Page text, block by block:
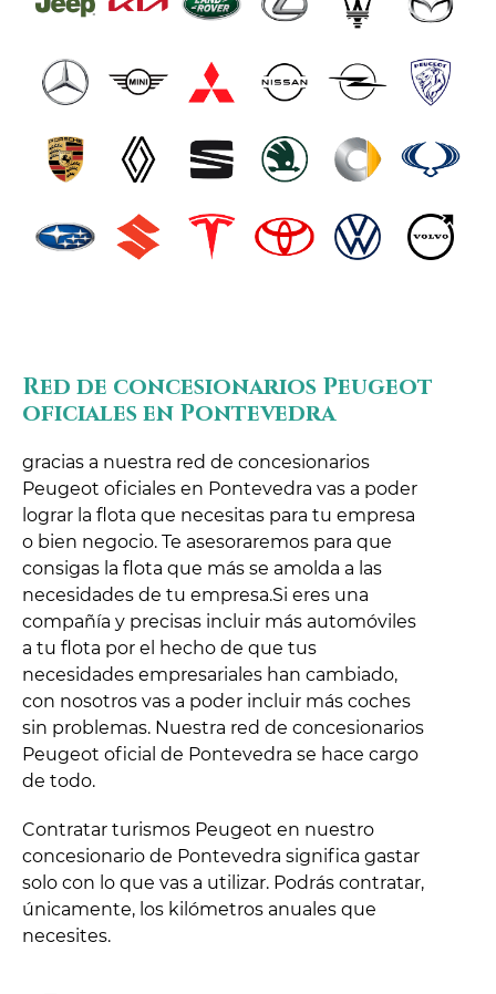
Red de concesionarios Peugeot
oficiales en Pontevedra
gracias a nuestra red de concesionarios
Peugeot oficiales en Pontevedra vas a poder
lograr la flota que necesitas para tu empresa
o bien negocio. Te asesoraremos para que
consigas la flota que más se amolda a las
necesidades de tu empresa.Si eres una
compañía y precisas incluir más automóviles
a tu flota por el hecho de que tus
necesidades empresariales han cambiado,
con nosotros vas a poder incluir más coches
sin problemas. Nuestra red de concesionarios
Peugeot oficial de Pontevedra se hace cargo
de todo.
Contratar turismos Peugeot en nuestro
concesionario de Pontevedra significa gastar
solo con lo que vas a utilizar. Podrás contratar,
únicamente, los kilómetros anuales que
necesites.